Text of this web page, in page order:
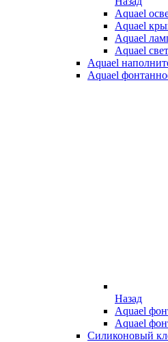
Aquael
Aquael
Aquael
Aquael
Aquael
Aquael
Назад
Aquael
Aquael
Силиконовый